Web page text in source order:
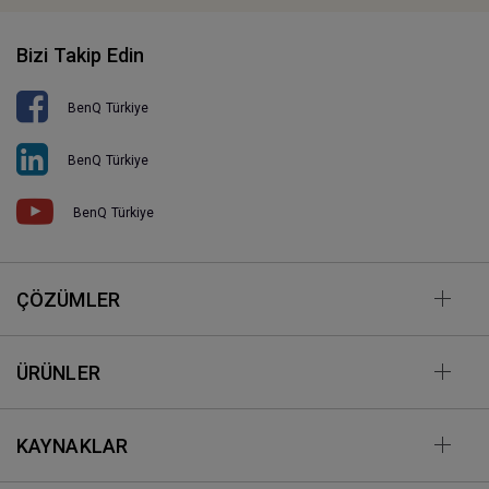
Bizi Takip Edin
BenQ Türkiye
BenQ Türkiye
BenQ Türkiye
ÇÖZÜMLER
ÜRÜNLER
KAYNAKLAR